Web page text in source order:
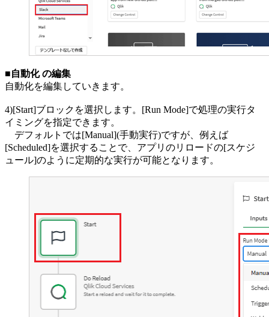
■自動化 の編集
自動化を編集していきます。
4)[Start]ブロックを選択します。[Run Mode]で処理の実行タ
イミングを指定できます。
デフォルトでは[Manual](手動実行)ですが、例えば
[Scheduled]を選択することで、アプリのリロードの[スケジ
ュール]のように定期的な実行が可能となります。